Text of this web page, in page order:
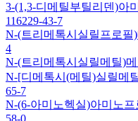
3-(1,3-디메틸부틸리덴)아
116229-43-7
N-(트리메톡시실릴프로필
4
N-(트리메톡시실릴메틸)
N-[디메톡시(메틸)실릴메
65-7
N-(6-아미노헥실)아미노
58-0